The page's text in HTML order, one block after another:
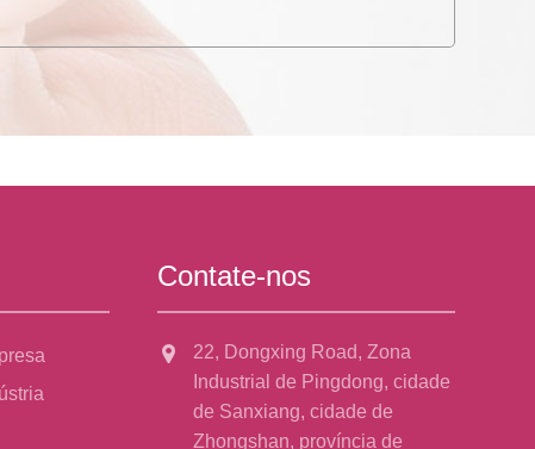
Contate-nos
22, Dongxing Road, Zona
Industrial de Pingdong, cidade
de Sanxiang, cidade de
Zhongshan, província de